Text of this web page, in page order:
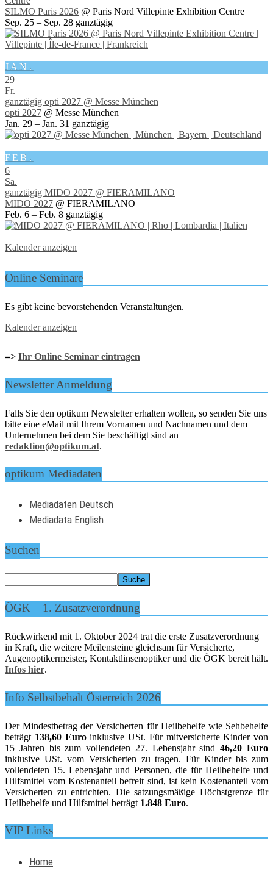
SILMO Paris 2026 @ Paris Nord Villepinte Exhibition Centre
Sep. 25 – Sep. 28 ganztägig
JAN.
29
Fr.
ganztägig opti 2027 @ Messe München
opti 2027 @ Messe München
Jan. 29 – Jan. 31 ganztägig
FEB.
6
Sa.
ganztägig MIDO 2027 @ FIERAMILANO
MIDO 2027 @ FIERAMILANO
Feb. 6 – Feb. 8 ganztägig
Kalender anzeigen
Online Seminare
Es gibt keine bevorstehenden Veranstaltungen.
Kalender anzeigen
=> Ihr Online Seminar eintragen
Newsletter Anmeldung
Falls Sie den optikum Newsletter erhalten wollen, so senden Sie uns
bitte eine eMail mit Ihrem Vornamen und Nachnamen und dem
Unternehmen bei dem Sie beschäftigt sind an
redaktion@optikum.at.
optikum Mediadaten
Mediadaten Deutsch
Mediadata English
Suchen
ÖGK – 1. Zusatzverordnung
Rückwirkend mit 1. Oktober 2024 trat die erste Zusatzverordnung
in Kraft, die weitere Meilensteine gleichsam für Versicherte,
Augenoptikermeister, Kontaktlinsenoptiker und die ÖGK bereit hält.
Infos hier.
Info Selbstbehalt Österreich 2026
Der Mindestbetrag der Versicherten für Heilbehelfe wie Sehbehelfe
beträgt 138,60 Euroinklusive USt. Für mitversicherte Kinder von
15 Jahren bis zum vollendeten 27. Lebensjahr sind46,20 Euro
inklusive USt. vom Versicherten zu tragen. Für Kinder bis zum
vollendeten 15. Lebensjahr und Personen, die für Heilbehelfe und
Hilfsmittel vom Kostenanteil befreit sind, ist kein Kostenanteil vom
Versicherten zu entrichten. Die satzungsmäßige Höchstgrenze für
Heilbehelfe und Hilfsmittel beträgt 1.848 Euro.
VIP Links
Home